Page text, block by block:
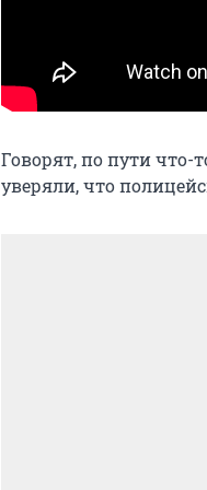
Говорят, по пути что-
уверяли, что